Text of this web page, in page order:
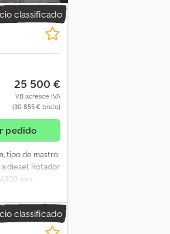
classificado
25 500 €
VB acresce IVA
(30 855 € bruto)
pedido
, tipo de mastro:
a diesel. Rotador
mm.
50
Gerais da
pela
dos
classificado